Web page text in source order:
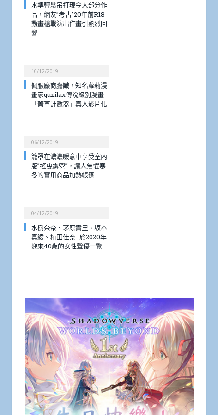
水準輕鬆吊打現今大部分作
品，網友”考古”20年前R18
動畫槍戰演出作畫引熱烈回
響
10/12/2019
佩服廠商膽識，知名蘿莉漫
畫家quzilax傳說級別漫畫
「蓋革計數器」真人影片化
06/12/2019
籠罩在濃濃暖意中享受室內
版”搖曳露營”，讓人無懼寒
冬的實用商品加熱帳篷
04/12/2019
水樹奈奈、茅原實里、坂本
真綾、植田佳奈…於2020年
迎來40歲的女性聲優一覽